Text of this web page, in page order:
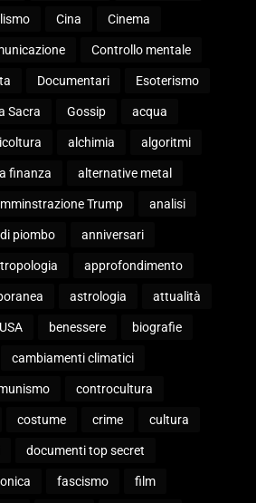
Cina Cinema
Controllo mentale
Documentari Esoterismo
Sacra Gossip acqua
alchimia algoritmi
finanza alternative metal
Trump analisi
piombo anniversari
approfondimento
astrologia attualità
benessere biografie
cambiamenti climatici
controcultura
costume crime cultura
documenti top secret
fascismo film